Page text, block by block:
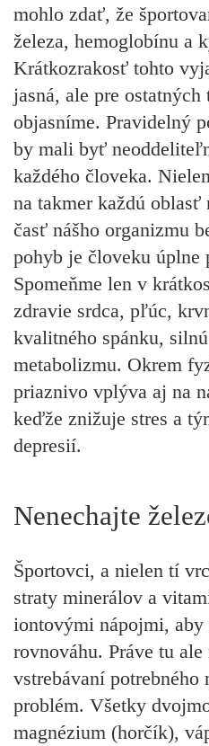
mohlo zdať, že
železa, hemoglobínu a
Krátkozrakosť tohto
jasná, ale pre ostatných
objasníme. Pravidelný
by mali byť
každého človeka.
na takmer každú oblasť
časť nášho organizmu
pohyb je človeku úplne
Spomeňme len v
zdravie srdca, pľúc,
kvalitného spánku,
metabolizmu. Okrem
priaznivo vplýva aj na
keďže znižuje stres a
depresií.
Nenechajte
Športovci, a nielen tí
straty minerálov a
iontovými nápojmi, aby
rovnováhu. Práve tu
vstrebávaní potrebného
problém. Všetky
magnézium (horčík),